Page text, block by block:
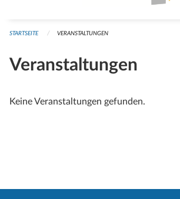
STARTSEITE VERANSTALTUNGEN
Veranstaltungen
Keine Veranstaltungen gefunden.